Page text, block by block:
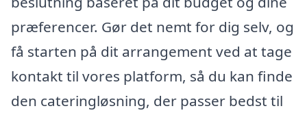
præferencer. Gør det nemt for dig selv, og
få starten på dit arrangement ved at tage
kontakt til vores platform, så du kan finde
den cateringløsning, der passer bedst til